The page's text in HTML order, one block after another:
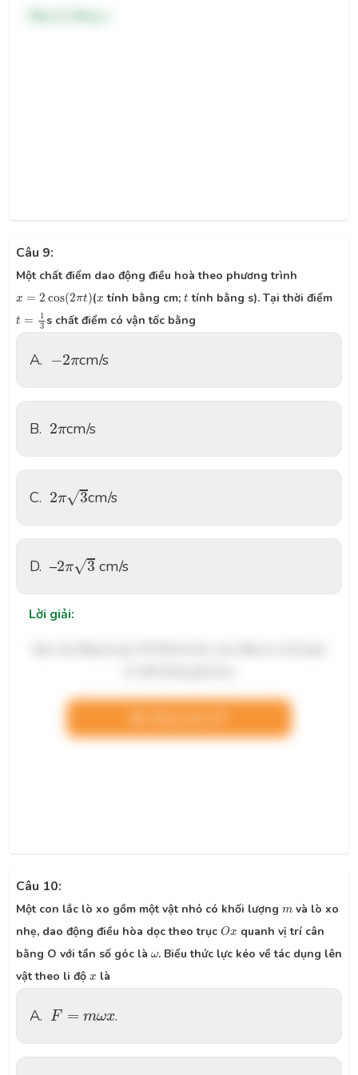
Câu 9:
Một chất điểm dao động điều hoà theo phương trình
x = 2 cos(2πt)
x cos(2πt) (x
x tính bằng cm;t
t tính bằng s). Tại thời điểm
t =
1
3
t 3 s chất điểm có vận tốc bằng
A. −2π
2πcm/s
B. 2π
2πcm/s
C. 2π√3
2 3 cm/s
D. –2π√3
2 3 cm/s
Lời giải:
Câu 10:
Một con lắc lò xo gồm một vật nhỏ có khối lượng m
m và lò xo
nhẹ, dao động điều hòa dọc theo trục Ox
Ox quanh vị trí cân
bằng O với tần số góc là ω
ω. Biểu thức lực kéo về tác dụng lên
vật theo li độ x
x là
A. F = mωx
F=m ωx .